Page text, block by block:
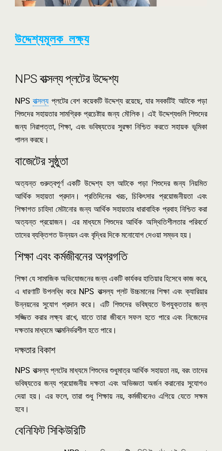
উদ্দেশ্যমূলক লক্ষ্য
NPS বাত্সল্য প্লটের উদ্দেশ্য
NPSবাত্সল্য প্লটের বেশ কয়েকটি উদ্দেশ্য রয়েছে, যার সবকটিই আটকে পড়া
শিশুদের সহায়তার সামগ্রিক প্রচেষ্টার জন্য মৌলিক। এই উদ্দেশ্যগুলি শিশুদের
জন্য নিরাপত্তা, শিক্ষা, এবং ভবিষ্যতের সুরক্ষা নিশ্চিত করতে সহায়ক ভূমিকা
পালন করছে।
বাজেটের সুষ্ঠুতা
অত্যন্ত গুরুত্বপূর্ণ একটি উদ্দেশ্য হল আটকে পড়া শিশুদের জন্য নিয়মিত
আর্থিক সহায়তা প্রদান। প্রতিদিনের খরচ, চিকিৎসার প্রয়োজনীয়তা এবং
শিক্ষাগত চাহিদা মেটানোর জন্য আর্থিক সহায়তার ধারাবাহিক প্রবাহ নিশ্চিত করা
অত্যন্ত প্রয়োজন। এর মাধ্যমে শিশুদের আর্থিক অস্থিতিশীলতার পরিবর্তে
তাদের ব্যক্তিগত উন্নয়ন এবং বৃদ্ধির দিকে মনোযোগ দেওয়া সম্ভব হয়।
শিক্ষা এবং কর্মজীবনের অগ্রগতি
শিক্ষা যে সামাজিক অভিযোজনের জন্য একটি কার্যকর হাতিয়ার হিসেবে কাজ করে,
এ ধারণাটি উপলব্ধি করে NPS বাত্সল্য প্লট উচ্চমানের শিক্ষা এবং ক্যারিয়ার
উন্নয়নের সুযোগ প্রদান করে। এটি শিশুদের ভবিষ্যতে উপযুক্ততার জন্য
সজ্জিত করার লক্ষ্য রাখে, যাতে তারা জীবনে সফল হতে পারে এবং নিজেদের
দক্ষতার মাধ্যমে আত্মনির্ভরশীল হতে পারে।
দক্ষতার বিকাশ
NPS বাত্সল্য প্লটের মাধ্যমে শিশুদের শুধুমাত্র আর্থিক সহায়তা নয়, বরং তাদের
ভবিষ্যতের জন্য প্রয়োজনীয় দক্ষতা এবং অভিজ্ঞতা অর্জন করানোর সুযোগও
দেয়া হয়। এর ফলে, তারা শুধু শিক্ষায় নয়, কর্মজীবনেও এগিয়ে যেতে সক্ষম
হবে।
বেনিফিট সিকিউরিটি